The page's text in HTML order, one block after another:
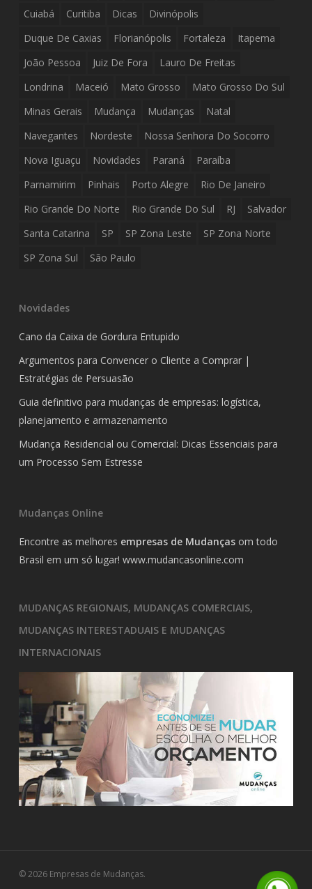
Cuiabá
Curitiba Dicas
Divinópolis
Duque De Caxias
Florianópolis Fortaleza
Itapema
João Pessoa
Juiz De Fora
Lauro De Freitas
Londrina
Maceió Mato Grosso
Mato Grosso Do Sul
Minas Gerais
Mudança Mudanças
Natal
Navegantes
Nordeste
Nossa Senhora Do Socorro
Nova Iguaçu
Novidades Paraná
Paraíba
Parnamirim
Pinhais Porto Alegre
Rio De Janeiro
Rio Grande Do Norte
Rio Grande Do Sul RJ
Salvador
Santa Catarina
SP SP Zona Leste
SP Zona Norte
SP Zona Sul
São Paulo
Novidades
Cano da Caixa de Gordura Entupido
Argumentos para Convencer o Cliente a Comprar |
Estratégias de Persuasão
Guia definitivo para mudanças de empresas: logística,
planejamento e armazenamento
Mudança Residencial ou Comercial: Dicas Essenciais para
um Processo Sem Estresse
Mudanças Online
Encontre as melhores empresas de Mudançasom todo
Brasil em um só lugar! www.mudancasonline.com
MUDANÇAS REGIONAIS, MUDANÇAS COMERCIAIS,
MUDANÇAS INTERESTADUAIS E MUDANÇAS
INTERNACIONAIS
© 2026 Empresas de Mudanças.